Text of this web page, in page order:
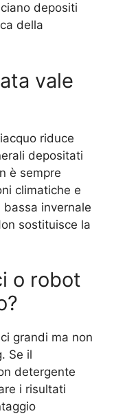
depositi
della
vale
riduce
depositati
è sempre
climatiche e
invernale
sostituisce la
o robot
grandi ma non
Se il
detergente
i risultati